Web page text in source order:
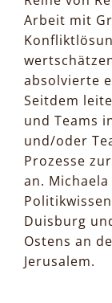
Arbeit mit
absolvierte
Seitdem
und Teams
und/oder
Prozesse
an.
Duisburg
Ostens an
Jerusalem.